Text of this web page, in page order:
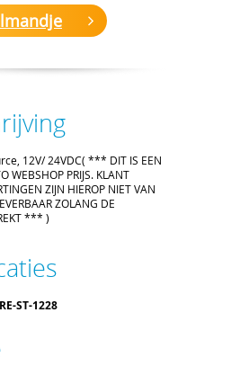
12V/ 24VDC( *** DIT IS EEN
WEBSHOP PRIJS. KLANT
ZIJN HIEROP NIET VAN
ZOLANG DE
*** )
ST-1228